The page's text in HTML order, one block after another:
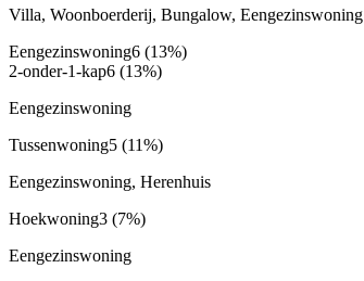
Villa, Woonboerderij, Bungalow, Eengezinswoning
Eengezinswoning6 (13%)
2-onder-1-kap6 (13%)
Eengezinswoning
Tussenwoning5 (11%)
Eengezinswoning, Herenhuis
Hoekwoning3 (7%)
Eengezinswoning